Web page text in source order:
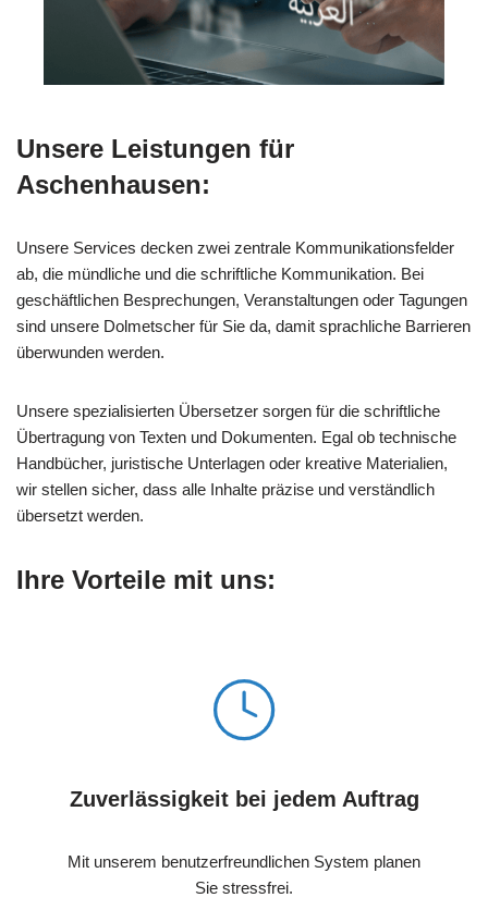
Unsere Leistungen für
Aschenhausen:
Unsere Services decken zwei zentrale Kommunikationsfelder
ab, die mündliche und die schriftliche Kommunikation. Bei
geschäftlichen Besprechungen, Veranstaltungen oder Tagungen
sind unsere Dolmetscher für Sie da, damit sprachliche Barrieren
überwunden werden.
Unsere spezialisierten Übersetzer sorgen für die schriftliche
Übertragung von Texten und Dokumenten. Egal ob technische
Handbücher, juristische Unterlagen oder kreative Materialien,
wir stellen sicher, dass alle Inhalte präzise und verständlich
übersetzt werden.
Ihre Vorteile mit uns:
Zuverlässigkeit bei jedem Auftrag
Mit unserem benutzerfreundlichen System planen
Sie stressfrei.